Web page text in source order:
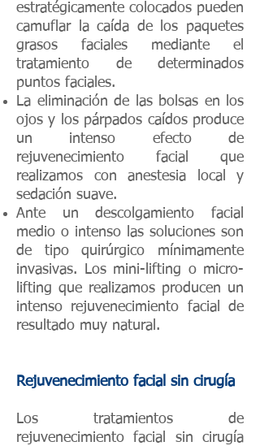
estratégicamente colocados pueden
camuflar la caída de los paquetes
grasos faciales mediante el
tratamiento de determinados
puntos faciales.
La eliminación de las bolsas en los
ojos y los párpados caídos produce
un intenso efecto de
rejuvenecimiento facial que
realizamos con anestesia local y
sedación suave.
Ante un descolgamiento facial
medio o intenso las soluciones son
de tipo quirúrgico mínimamente
invasivas. Los mini-lifting o micro-
lifting que realizamos producen un
intenso rejuvenecimiento facial de
resultado muy natural.
Rejuvenecimiento facial sin cirugía
Los tratamientos de
rejuvenecimiento facial sin cirugía